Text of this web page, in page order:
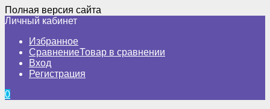
Полная версия сайта
Личный кабинет
Избранное
СравнениеТовар в сравнении
Вход
Регистрация
0